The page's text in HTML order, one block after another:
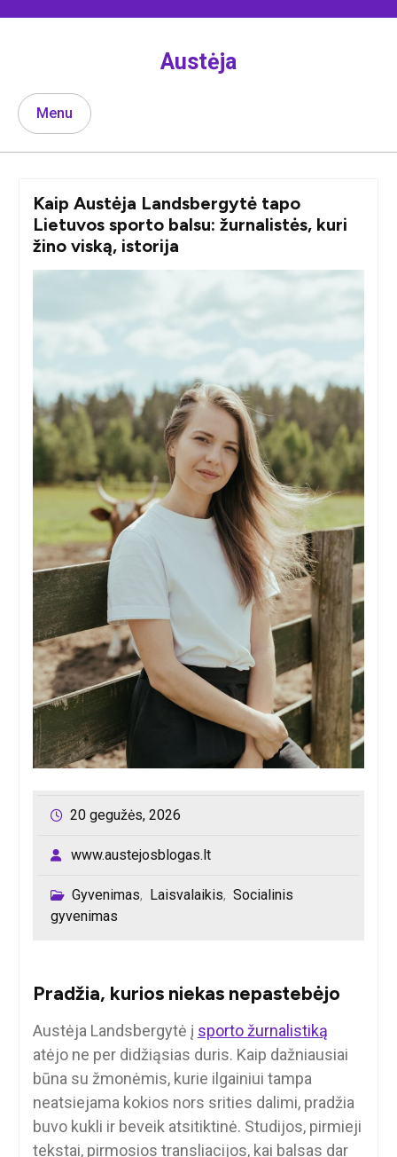
Austėja
Menu
Kaip Austėja Landsbergytė tapo
Lietuvos sporto balsu: žurnalistės, kuri
žino viską, istorija
20 gegužės, 2026
www.austejosblogas.lt
Gyvenimas, Laisvalaikis, Socialinis
gyvenimas
Pradžia, kurios niekas nepastebėjo
Austėja Landsbergytė į sporto žurnalistiką
atėjo ne per didžiąsias duris. Kaip dažniausiai
būna su žmonėmis, kurie ilgainiui tampa
neatsiejama kokios nors srities dalimi, pradžia
buvo kukli ir beveik atsitiktinė. Studijos, pirmieji
tekstai, pirmosios transliacijos, kai balsas dar